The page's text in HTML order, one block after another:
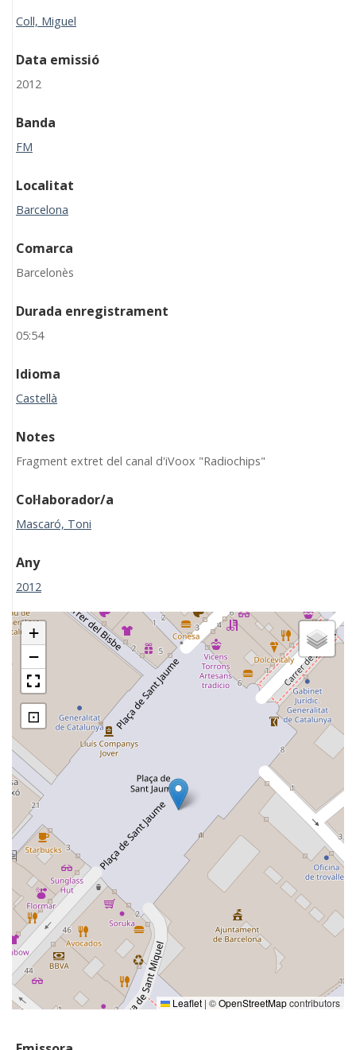
Coll, Miguel
Data emissió
2012
Banda
FM
Localitat
Barcelona
Comarca
Barcelonès
Durada enregistrament
05:54
Idioma
Castellà
Notes
Fragment extret del canal d'iVoox "Radiochips"
Col·laborador/a
Mascaró, Toni
Any
2012
+
−
⊡
Leaflet | ©OpenStreetMapcontributors